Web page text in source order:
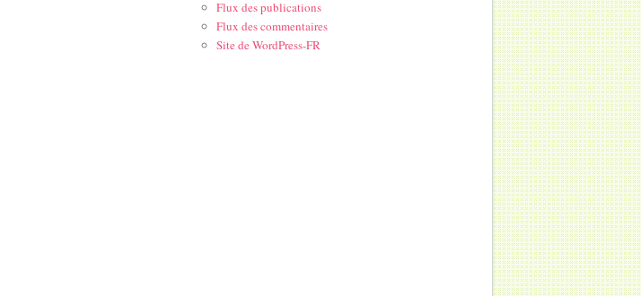
Flux des publications
Flux des commentaires
Site de WordPress-FR